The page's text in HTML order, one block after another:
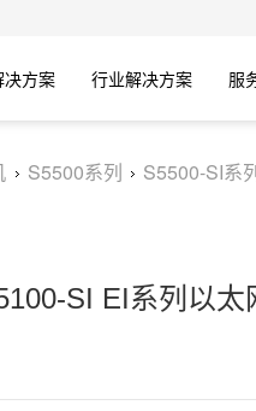
决方案 行业解决方案 服
S5500系列 S5500-SI系
SI EI系列以